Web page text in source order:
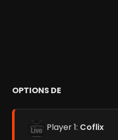
OPTIONS DE
Player 1: Coflix